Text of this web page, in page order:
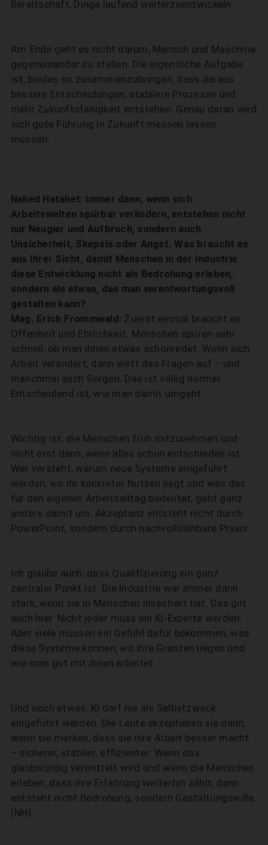
Bereitschaft, Dinge laufend weiterzuentwickeln.
Am Ende geht es nicht darum, Mensch und Maschine
gegeneinander zu stellen. Die eigentliche Aufgabe
ist, beides so zusammenzubringen, dass daraus
bessere Entscheidungen, stabilere Prozesse und
mehr Zukunftsfähigkeit entstehen. Genau daran wird
sich gute Führung in Zukunft messen lassen
müssen.
Nahed Hatahet: Immer dann, wenn sich
Arbeitswelten spürbar verändern, entstehen nicht
nur Neugier und Aufbruch, sondern auch
Unsicherheit, Skepsis oder Angst. Was braucht es
aus Ihrer Sicht, damit Menschen in der Industrie
diese Entwicklung nicht als Bedrohung erleben,
sondern als etwas, das man verantwortungsvoll
gestalten kann?
Mag. Erich Frommwald: Zuerst einmal braucht es
Offenheit und Ehrlichkeit. Menschen spüren sehr
schnell, ob man ihnen etwas schönredet. Wenn sich
Arbeit verändert, dann wirft das Fragen auf – und
manchmal auch Sorgen. Das ist völlig normal.
Entscheidend ist, wie man damit umgeht.
Wichtig ist, die Menschen früh mitzunehmen und
nicht erst dann, wenn alles schon entschieden ist.
Wer versteht, warum neue Systeme eingeführt
werden, wo ihr konkreter Nutzen liegt und was das
für den eigenen Arbeitsalltag bedeutet, geht ganz
anders damit um. Akzeptanz entsteht nicht durch
PowerPoint, sondern durch nachvollziehbare Praxis.
Ich glaube auch, dass Qualifizierung ein ganz
zentraler Punkt ist. Die Industrie war immer dann
stark, wenn sie in Menschen investiert hat. Das gilt
auch hier. Nicht jeder muss ein KI-Experte werden.
Aber viele müssen ein Gefühl dafür bekommen, was
diese Systeme können, wo ihre Grenzen liegen und
wie man gut mit ihnen arbeitet.
Und noch etwas: KI darf nie als Selbstzweck
eingeführt werden. Die Leute akzeptieren sie dann,
wenn sie merken, dass sie ihre Arbeit besser macht
– sicherer, stabiler, effizienter. Wenn das
glaubwürdig vermittelt wird und wenn die Menschen
erleben, dass ihre Erfahrung weiterhin zählt, dann
entsteht nicht Bedrohung, sondern Gestaltungswille.
(NH)